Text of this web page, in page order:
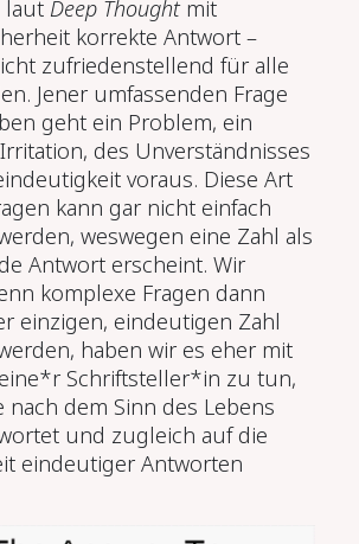
laut Deep Thoughtmit
korrekte Antwort –
zufriedenstellend für alle
Jener umfassenden Frage
geht ein Problem, ein
des Unverständnisses
voraus. Diese Art
kann gar nicht einfach
weswegen eine Zahl als
Antwort erscheint. Wir
komplexe Fragen dann
einzigen, eindeutigen Zahl
haben wir es eher mit
Schriftsteller*in zu tun,
nach dem Sinn des Lebens
und zugleich auf die
eindeutiger Antworten